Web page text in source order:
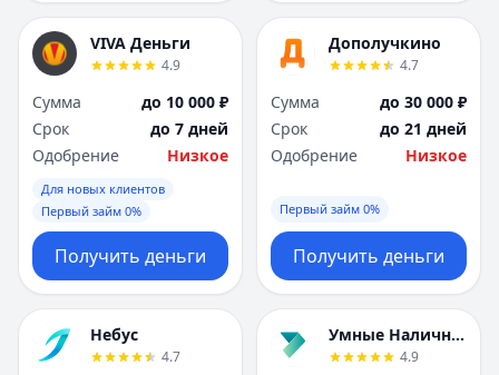
VIVA Деньги
4.9
Сумма
до 10 000 ₽
Срок
до 7 дней
Одобрение
Низкое
Для новых клиентов
Первый займ 0%
Получить деньги
Дополучкино
4.7
Сумма
до 30 000 ₽
Срок
до 21 дней
Одобрение
Низкое
Первый займ 0%
Получить деньги
Небус
4.7
Умные Наличные
4.9